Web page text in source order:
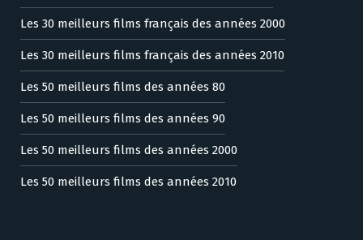
Les 30 meilleurs films français des années 2000
Les 30 meilleurs films français des années 2010
Les 50 meilleurs films des années 80
Les 50 meilleurs films des années 90
Les 50 meilleurs films des années 2000
Les 50 meilleurs films des années 2010